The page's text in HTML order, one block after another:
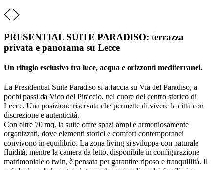
PRESENTIAL SUITE PARADISO: terrazza
privata e panorama su Lecce
Un rifugio esclusivo tra luce, acqua e orizzonti mediterranei.
La Presidential Suite Paradiso si affaccia su Via del Paradiso, a
pochi passi da Vico del Pitaccio, nel cuore del centro storico di
Lecce. Una posizione riservata che permette di vivere la città con
discrezione e autenticità.
Con oltre 70 mq, la suite offre spazi ampi e armoniosamente
organizzati, dove elementi storici e comfort contemporanei
convivono in equilibrio. La zona living si sviluppa con naturale
fluidità, mentre la camera da letto, disponibile in configurazione
matrimoniale o twin, è pensata per garantire riposo e tranquillità. Il